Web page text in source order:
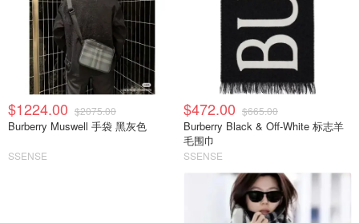
$1224.00 $2075.00
Burberry Muswell 手袋 黑灰色
SSENSE
$472.00 $665.00
Burberry Black & Off-White 标志羊
毛围巾
SSENSE